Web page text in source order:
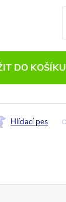
DO KOŠÍKU
Hlídací pes